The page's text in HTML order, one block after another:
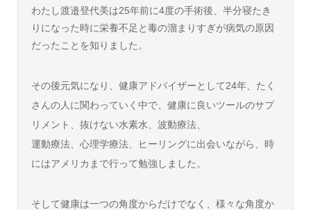
わたし渡邉登代美は25年前に4度の手術後、半分寝たき
りになった時に栄養不足と毒の溜まりすぎが病気の原因
だったことを知りました。
その後元気になり、健康アドバイザーとして24年、たく
さんの人に関わっていく中で、健康に良いツールのサプ
リメント、抜けない水素水、波動療法、
運動療法、心理学療法、ヒーリングに出会いながら、時
にはアメリカまで行って勉強しました。
そして健康は一つの角度からだけでなく、様々な角度か